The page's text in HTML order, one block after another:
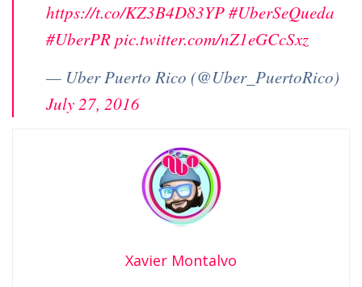
https://t.co/KZ3B4D83YP#UberSeQueda
#UberPRpic.twitter.com/nZ1eGCcSxz
— Uber Puerto Rico (@Uber_PuertoRico)
July 27, 2016
Xavier Montalvo